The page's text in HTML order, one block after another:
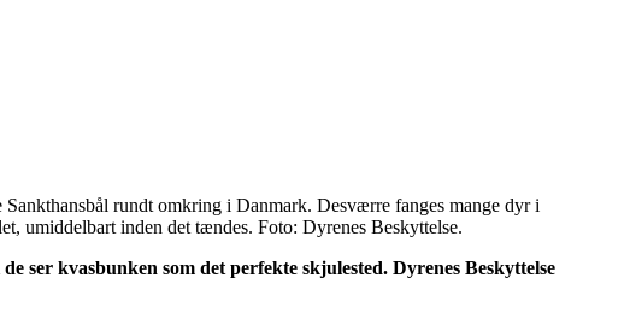
rundt omkring i Danmark. Desværre fanges mange dyr i
umiddelbart inden det tændes. Foto: Dyrenes Beskyttelse.
kvasbunken som det perfekte skjulested. Dyrenes Beskyttelse